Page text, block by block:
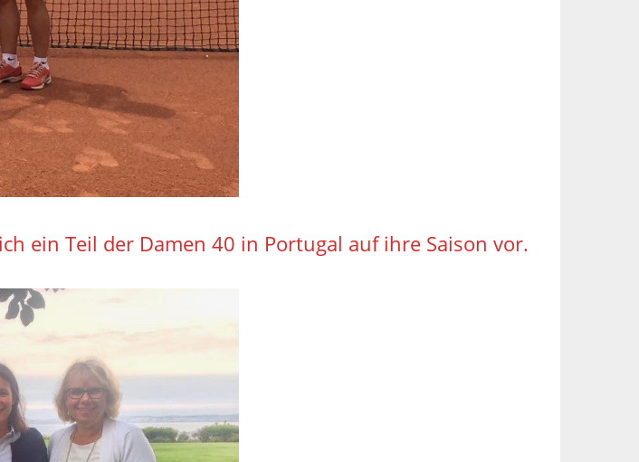
ein Teil der Damen 40 in Portugal auf ihre Saison vor.